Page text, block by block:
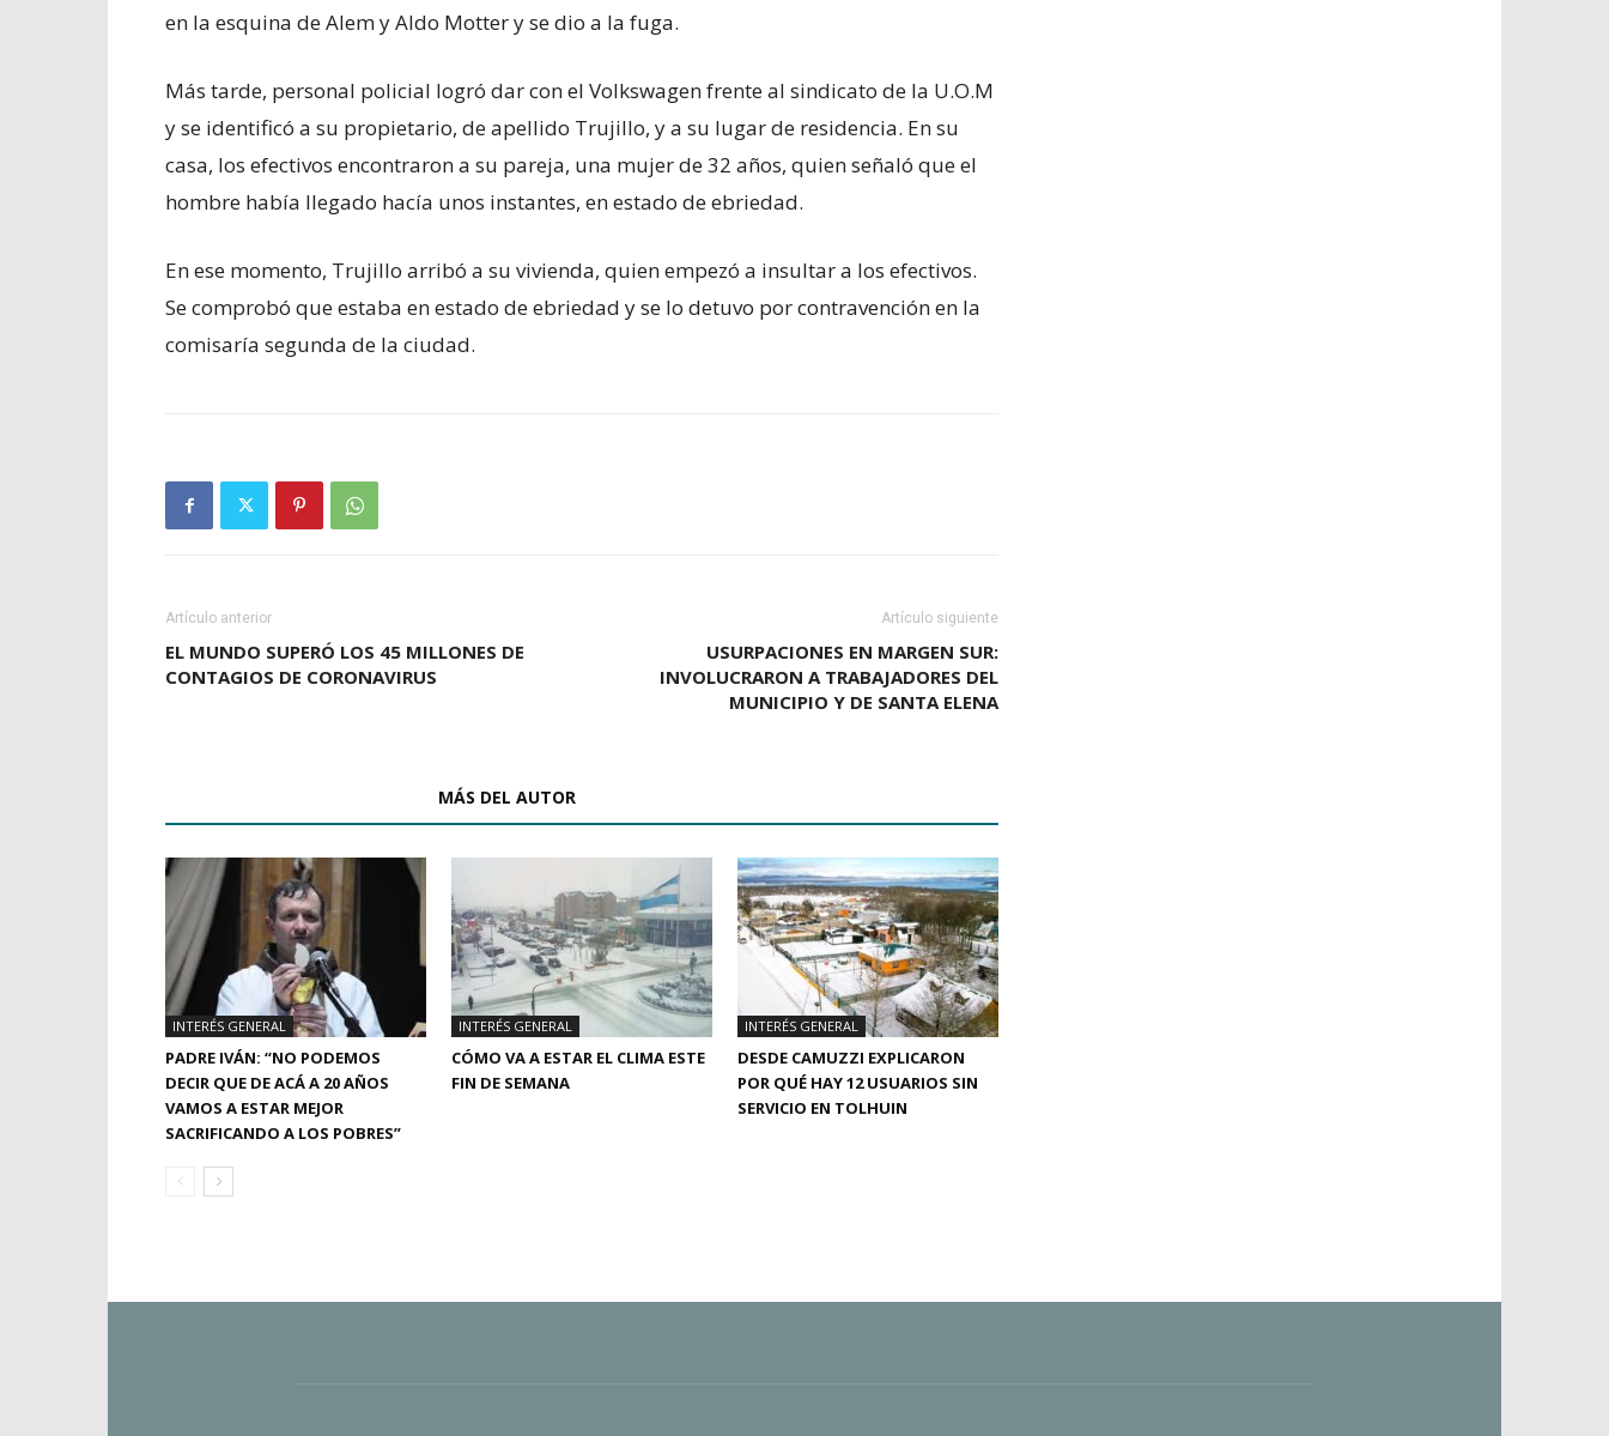
en la esquina de Alem y Aldo Motter y se dio a la fuga.
Más tarde, personal policial logró dar con el Volkswagen frente al sindicato de la U.O.M
y se identificó a su propietario, de apellido Trujillo, y a su lugar de residencia. En su
casa, los efectivos encontraron a su pareja, una mujer de 32 años, quien señaló que el
hombre había llegado hacía unos instantes, en estado de ebriedad.
En ese momento, Trujillo arribó a su vivienda, quien empezó a insultar a los efectivos.
Se comprobó que estaba en estado de ebriedad y se lo detuvo por contravención en la
comisaría segunda de la ciudad.
Artículo anterior
EL MUNDO SUPERÓ LOS 45 MILLONES DE
CONTAGIOS DE CORONAVIRUS
Artículo siguiente
USURPACIONES EN MARGEN SUR:
INVOLUCRARON A TRABAJADORES DEL
MUNICIPIO Y DE SANTA ELENA
MÁS DEL AUTOR
INTERÉS GENERAL
PADRE IVÁN: “NO PODEMOS
DECIR QUE DE ACÁ A 20 AÑOS
VAMOS A ESTAR MEJOR
SACRIFICANDO A LOS POBRES”
INTERÉS GENERAL
CÓMO VA A ESTAR EL CLIMA ESTE
FIN DE SEMANA
INTERÉS GENERAL
DESDE CAMUZZI EXPLICARON
POR QUÉ HAY 12 USUARIOS SIN
SERVICIO EN TOLHUIN